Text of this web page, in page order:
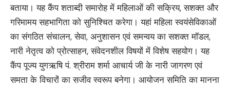
बताया। यह कैंप शताब्दी समारोह में महिलाओं की सक्रिय, सशक्त और
गरिमामय सहभागिता को सुनिश्चित करेगा। यहां महिला स्वयंसेविकाओं
का संगठित संचालन, सेवा, अनुशासन एवं समन्वय का सशक्त मॉडल,
नारी नेतृत्व को प्रोत्साहन, संवेदनशील विषयों में विशेष सहयोग। यह
कैंप पूज्य युगऋषि पं. श्रीराम शर्मा आचार्य जी के नारी जागरण एवं
समता के विचारों का सजीव स्वरूप बनेगा। आयोजन समिति का मानना